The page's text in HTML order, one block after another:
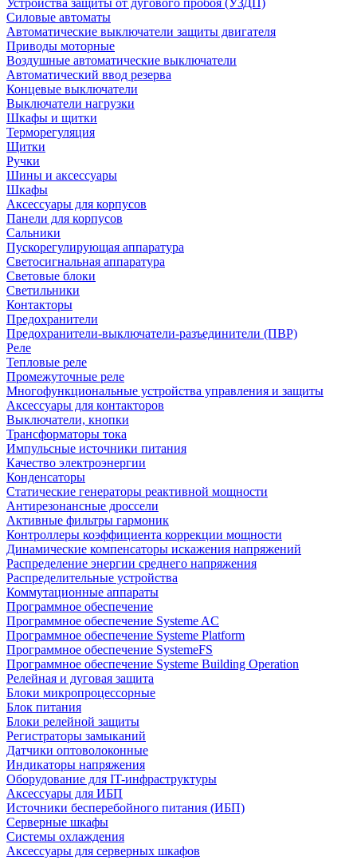
Устройства защиты от дугового пробоя (УЗДП)
Силовые автоматы
Автоматические выключатели защиты двигателя
Приводы моторные
Воздушные автоматические выключатели
Автоматический ввод резерва
Концевые выключатели
Выключатели нагрузки
Шкафы и щитки
Терморегуляция
Щитки
Ручки
Шины и аксессуары
Шкафы
Аксессуары для корпусов
Панели для корпусов
Сальники
Пускорегулирующая аппаратура
Светосигнальная аппаратура
Световые блоки
Светильники
Контакторы
Предохранители
Предохранители-выключатели-разъединители (ПВР)
Реле
Тепловые реле
Промежуточные реле
Многофункциональные устройства управления и защиты
Аксессуары для контакторов
Выключатели, кнопки
Трансформаторы тока
Импульсные источники питания
Качество электроэнергии
Конденсаторы
Статические генераторы реактивной мощности
Антирезонансные дроссели
Активные фильтры гармоник
Контроллеры коэффициента коррекции мощности
Динамические компенсаторы искажения напряжений
Распределение энергии среднего напряжения
Распределительные устройства
Коммутационные аппараты
Программное обеспечение
Программное обеспечение Systeme AC
Программное обеспечение Systeme Platform
Программное обеспечение SystemeFS
Программное обеспечение Systeme Building Operation
Релейная и дуговая защита
Блоки микропроцессорные
Блок питания
Блоки релейной защиты
Регистраторы замыканий
Датчики оптоволоконные
Индикаторы напряжения
Оборудование для IT-инфраструктуры
Аксессуары для ИБП
Источники бесперебойного питания (ИБП)
Серверные шкафы
Системы охлаждения
Аксессуары для серверных шкафов